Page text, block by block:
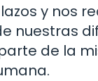
y nos
nuestras
de la